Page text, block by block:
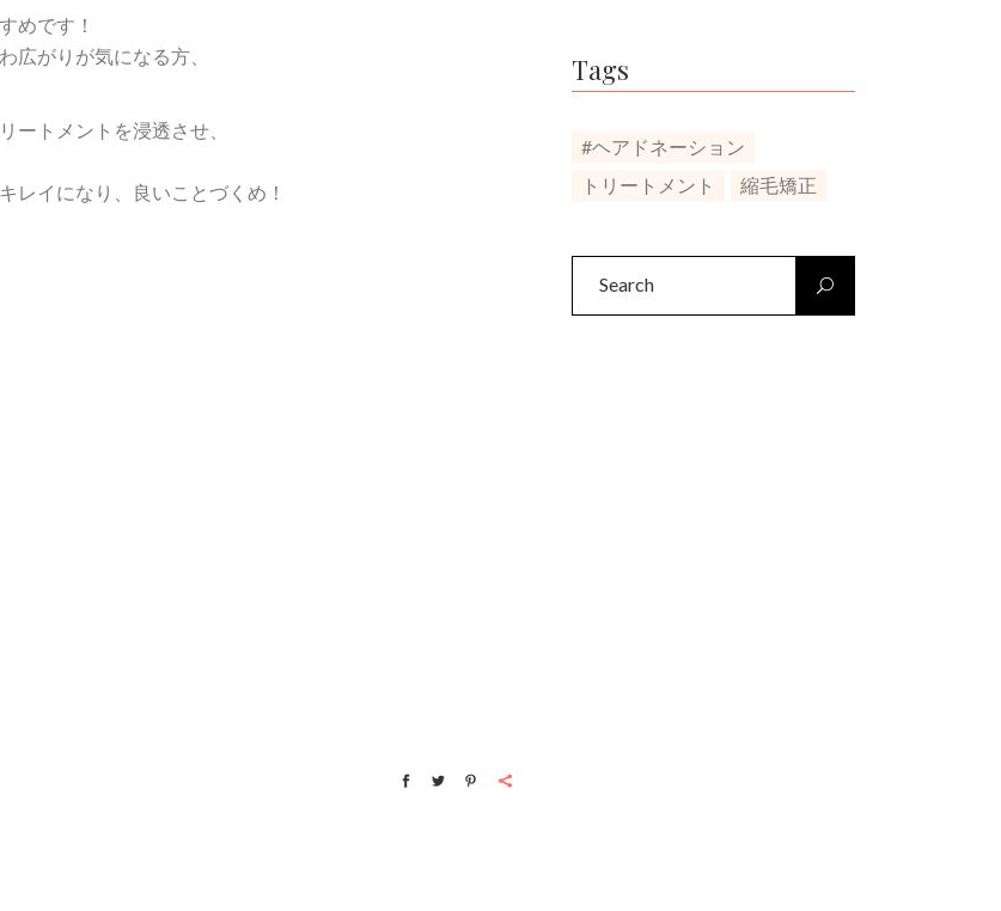
めです！
広がりが気になる方、
ートメントを浸透させ、
レイになり、良いことづくめ！
Tags
#ヘアドネーション
トリートメント
縮毛矯正